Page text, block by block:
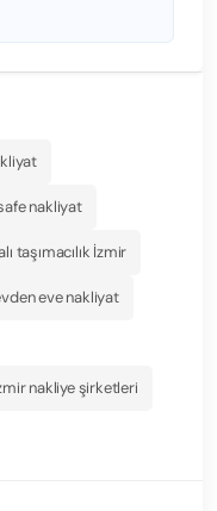
nakliyat
taşımacılık İzmir
eve nakliyat
nakliye şirketleri